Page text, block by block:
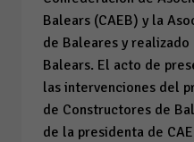
Balears (CAEB) y la
de Baleares y realizado
Balears. El acto de
las intervenciones del
de Constructores de
de la presidenta de